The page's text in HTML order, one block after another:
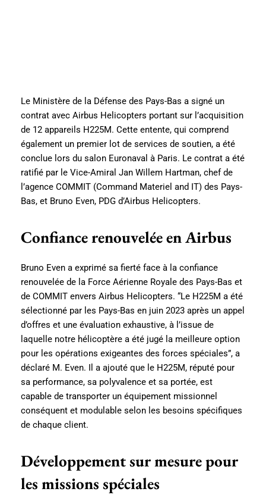
Le Ministère de la Défense des Pays-Bas a signé un
contrat avec Airbus Helicopters portant sur l’acquisition
de 12 appareils H225M. Cette entente, qui comprend
également un premier lot de services de soutien, a été
conclue lors du salon Euronaval à Paris. Le contrat a été
ratifié par le Vice-Amiral Jan Willem Hartman, chef de
l’agence COMMIT (Command Materiel and IT) des Pays-
Bas, et Bruno Even, PDG d’Airbus Helicopters.
Confiance renouvelée en Airbus
Bruno Even a exprimé sa fierté face à la confiance
renouvelée de la Force Aérienne Royale des Pays-Bas et
de COMMIT envers Airbus Helicopters. “Le H225M a été
sélectionné par les Pays-Bas en juin 2023 après un appel
d’offres et une évaluation exhaustive, à l’issue de
laquelle notre hélicoptère a été jugé la meilleure option
pour les opérations exigeantes des forces spéciales”, a
déclaré M. Even. Il a ajouté que le H225M, réputé pour
sa performance, sa polyvalence et sa portée, est
capable de transporter un équipement missionnel
conséquent et modulable selon les besoins spécifiques
de chaque client.
Développement sur mesure pour
les missions spéciales